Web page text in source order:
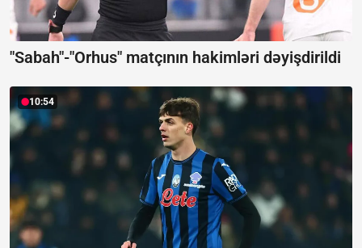
"Sabah"-"Orhus" matçının hakimləri dəyişdirildi
10:54